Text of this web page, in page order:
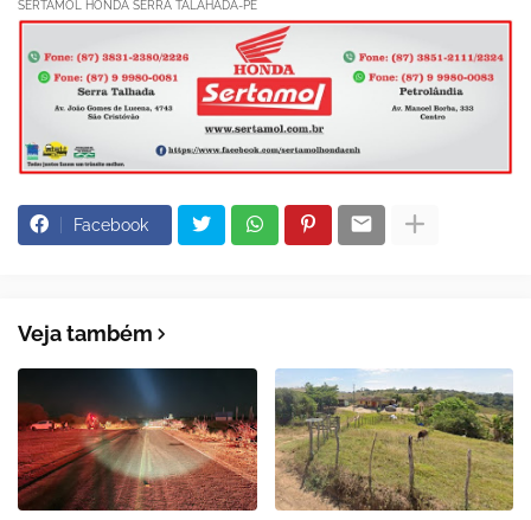
SERTAMOL HONDA SERRA TALAHADA-PE
Facebook
Veja também